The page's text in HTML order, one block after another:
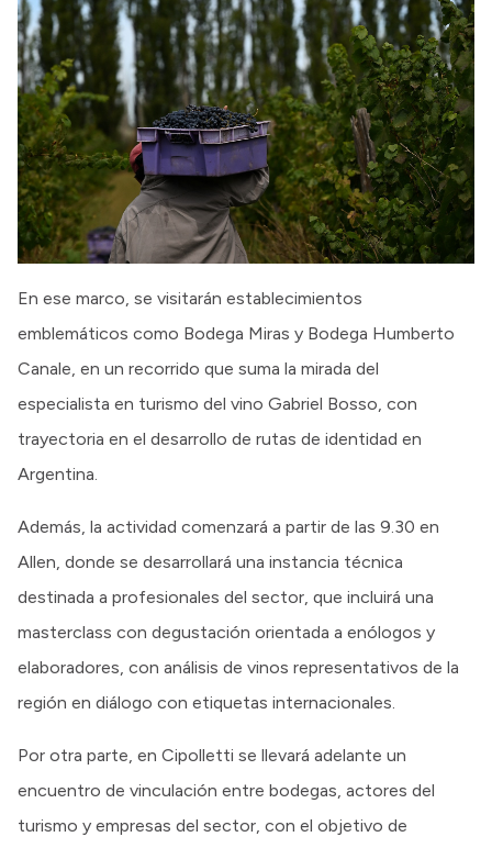
En ese marco, se visitarán establecimientos
emblemáticos como Bodega Miras y Bodega Humberto
Canale, en un recorrido que suma la mirada del
especialista en turismo del vino Gabriel Bosso, con
trayectoria en el desarrollo de rutas de identidad en
Argentina.
Además, la actividad comenzará a partir de las 9.30 en
Allen, donde se desarrollará una instancia técnica
destinada a profesionales del sector, que incluirá una
masterclass con degustación orientada a enólogos y
elaboradores, con análisis de vinos representativos de la
región en diálogo con etiquetas internacionales.
Por otra parte, en Cipolletti se llevará adelante un
encuentro de vinculación entre bodegas, actores del
turismo y empresas del sector, con el objetivo de